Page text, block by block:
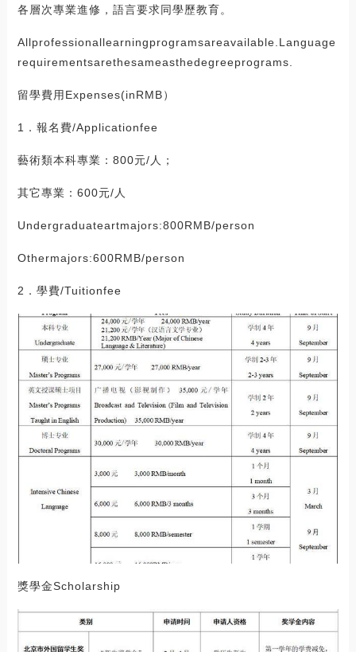
各層次專業進修，語言要求同學歷教育。
Allprofessionallearningprogramsareavailable.Language
requirementsarethesameasthedegreeprograms.
留學費用Expenses(inRMB）
1．報名費/Applicationfee
藝術類本科專業：800元/人；
其它專業：600元/人
Undergraduateartmajors:800RMB/person
Othermajors:600RMB/person
2．學費/Tuitionfee
獎學金Scholarship